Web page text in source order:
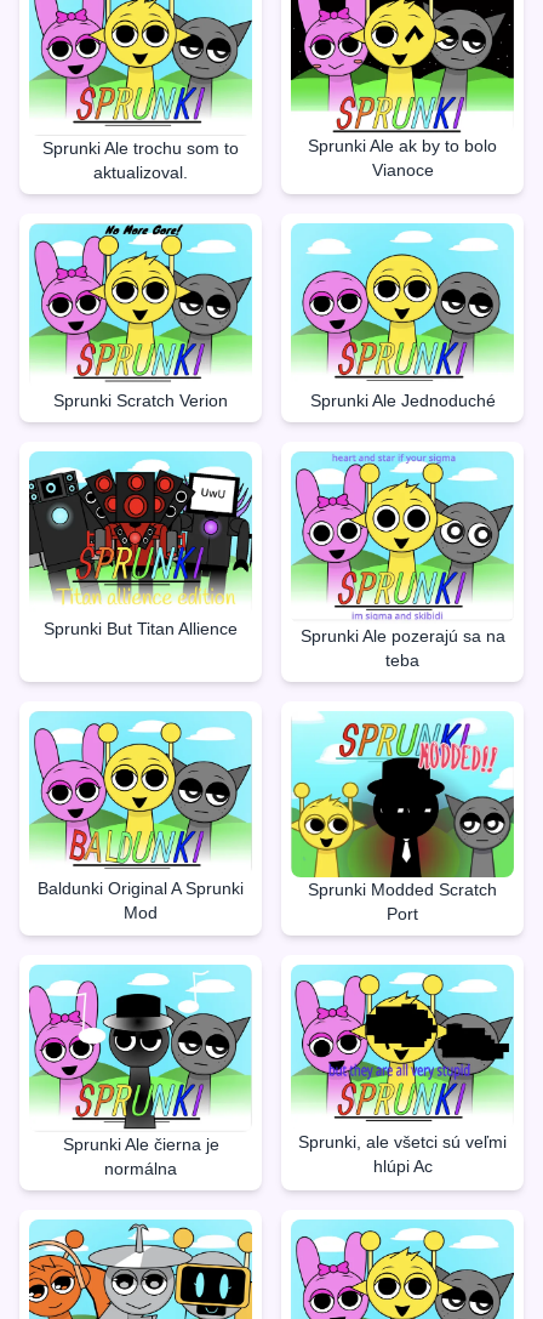
Sprunki Ale trochu som to
aktualizoval.
Sprunki Ale ak by to bolo
Vianoce
Sprunki Scratch Verion Sprunki Ale Jednoduché
Sprunki But Titan Allience
Sprunki Ale pozerajú sa na
teba
Baldunki Original A Sprunki
Mod
Sprunki Modded Scratch
Port
Sprunki Ale čierna je
normálna
Sprunki, ale všetci sú veľmi
hlúpi Ac